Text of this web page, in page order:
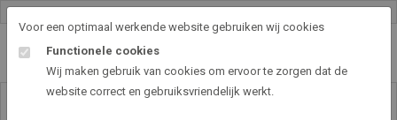
Voor een optimaal werkende website gebruiken wij cookies
Functionele cookies
Wij maken gebruik van cookies om ervoor te zorgen dat de
website correct en gebruiksvriendelijk werkt.